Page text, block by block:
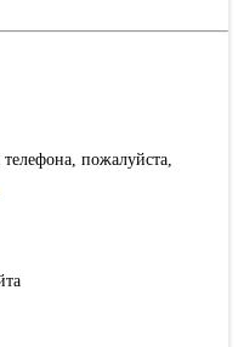
пожалуйста,